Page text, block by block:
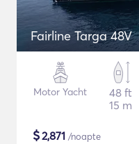
Fairline Targa 48V
Motor Yacht
48 ft
15 m
$2,871 /noapte